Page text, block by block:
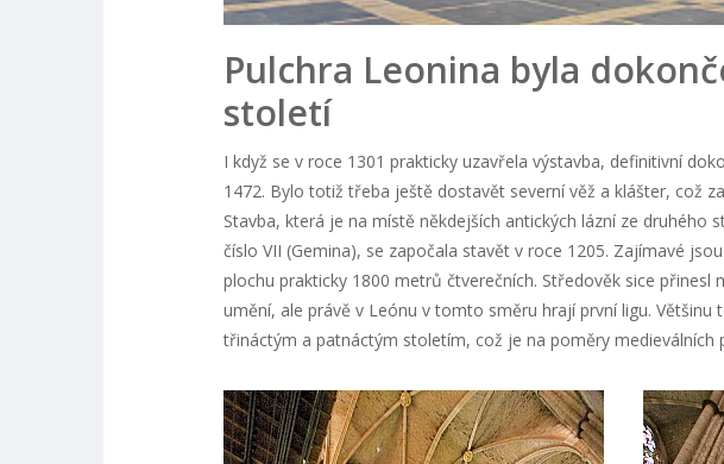
Pulchra Leonina byla
století
I když se v roce 1301 prakticky uzavřela výstavba, definitivní
1472. Bylo totiž třeba ještě dostavět severní věž a klášter, což
Stavba, která je na místě někdejších antických lázní ze druhého
číslo VII (Gemina), se započala stavět v roce 1205. Zajímavé
plochu prakticky 1800 metrů čtverečních. Středověk sice přinesl
umění, ale právě v Leónu v tomto směru hrají první ligu.
třináctým a patnáctým stoletím, což je na poměry medieválních